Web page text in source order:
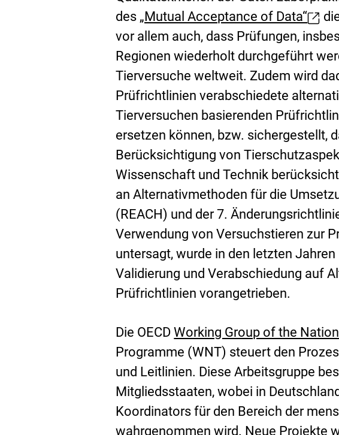
e
r
L
i
n
k
n
e
r
L
i
n
k
:
des
E
x
t
e
r
n
e
r
L
i
n
k
:
„Mutual Acceptance of Data“
vor allem auch, dass Prüfungen,
Regionen wiederholt durchgeführt
Tierversuche weltweit. Zudem wird
Prüfrichtlinien verabschiedete
Tierversuchen basierenden
ersetzen können, bzw. sichergestellt,
Berücksichtigung von
Wissenschaft und Technik
an Alternativmethoden für die
(REACH) und der 7.
Verwendung von Versuchstieren zur
untersagt, wurde in den letzten
Validierung und Verabschiedung auf
Prüfrichtlinien vorangetrieben.
Die OECD
E
x
t
e
r
Working Group of the
Programme (WNT) steuert den
und Leitlinien. Diese Arbeitsgruppe
Mitgliedsstaaten, wobei in
Koordinators für den Bereich der
wahrgenommen wird. Neue Projekte